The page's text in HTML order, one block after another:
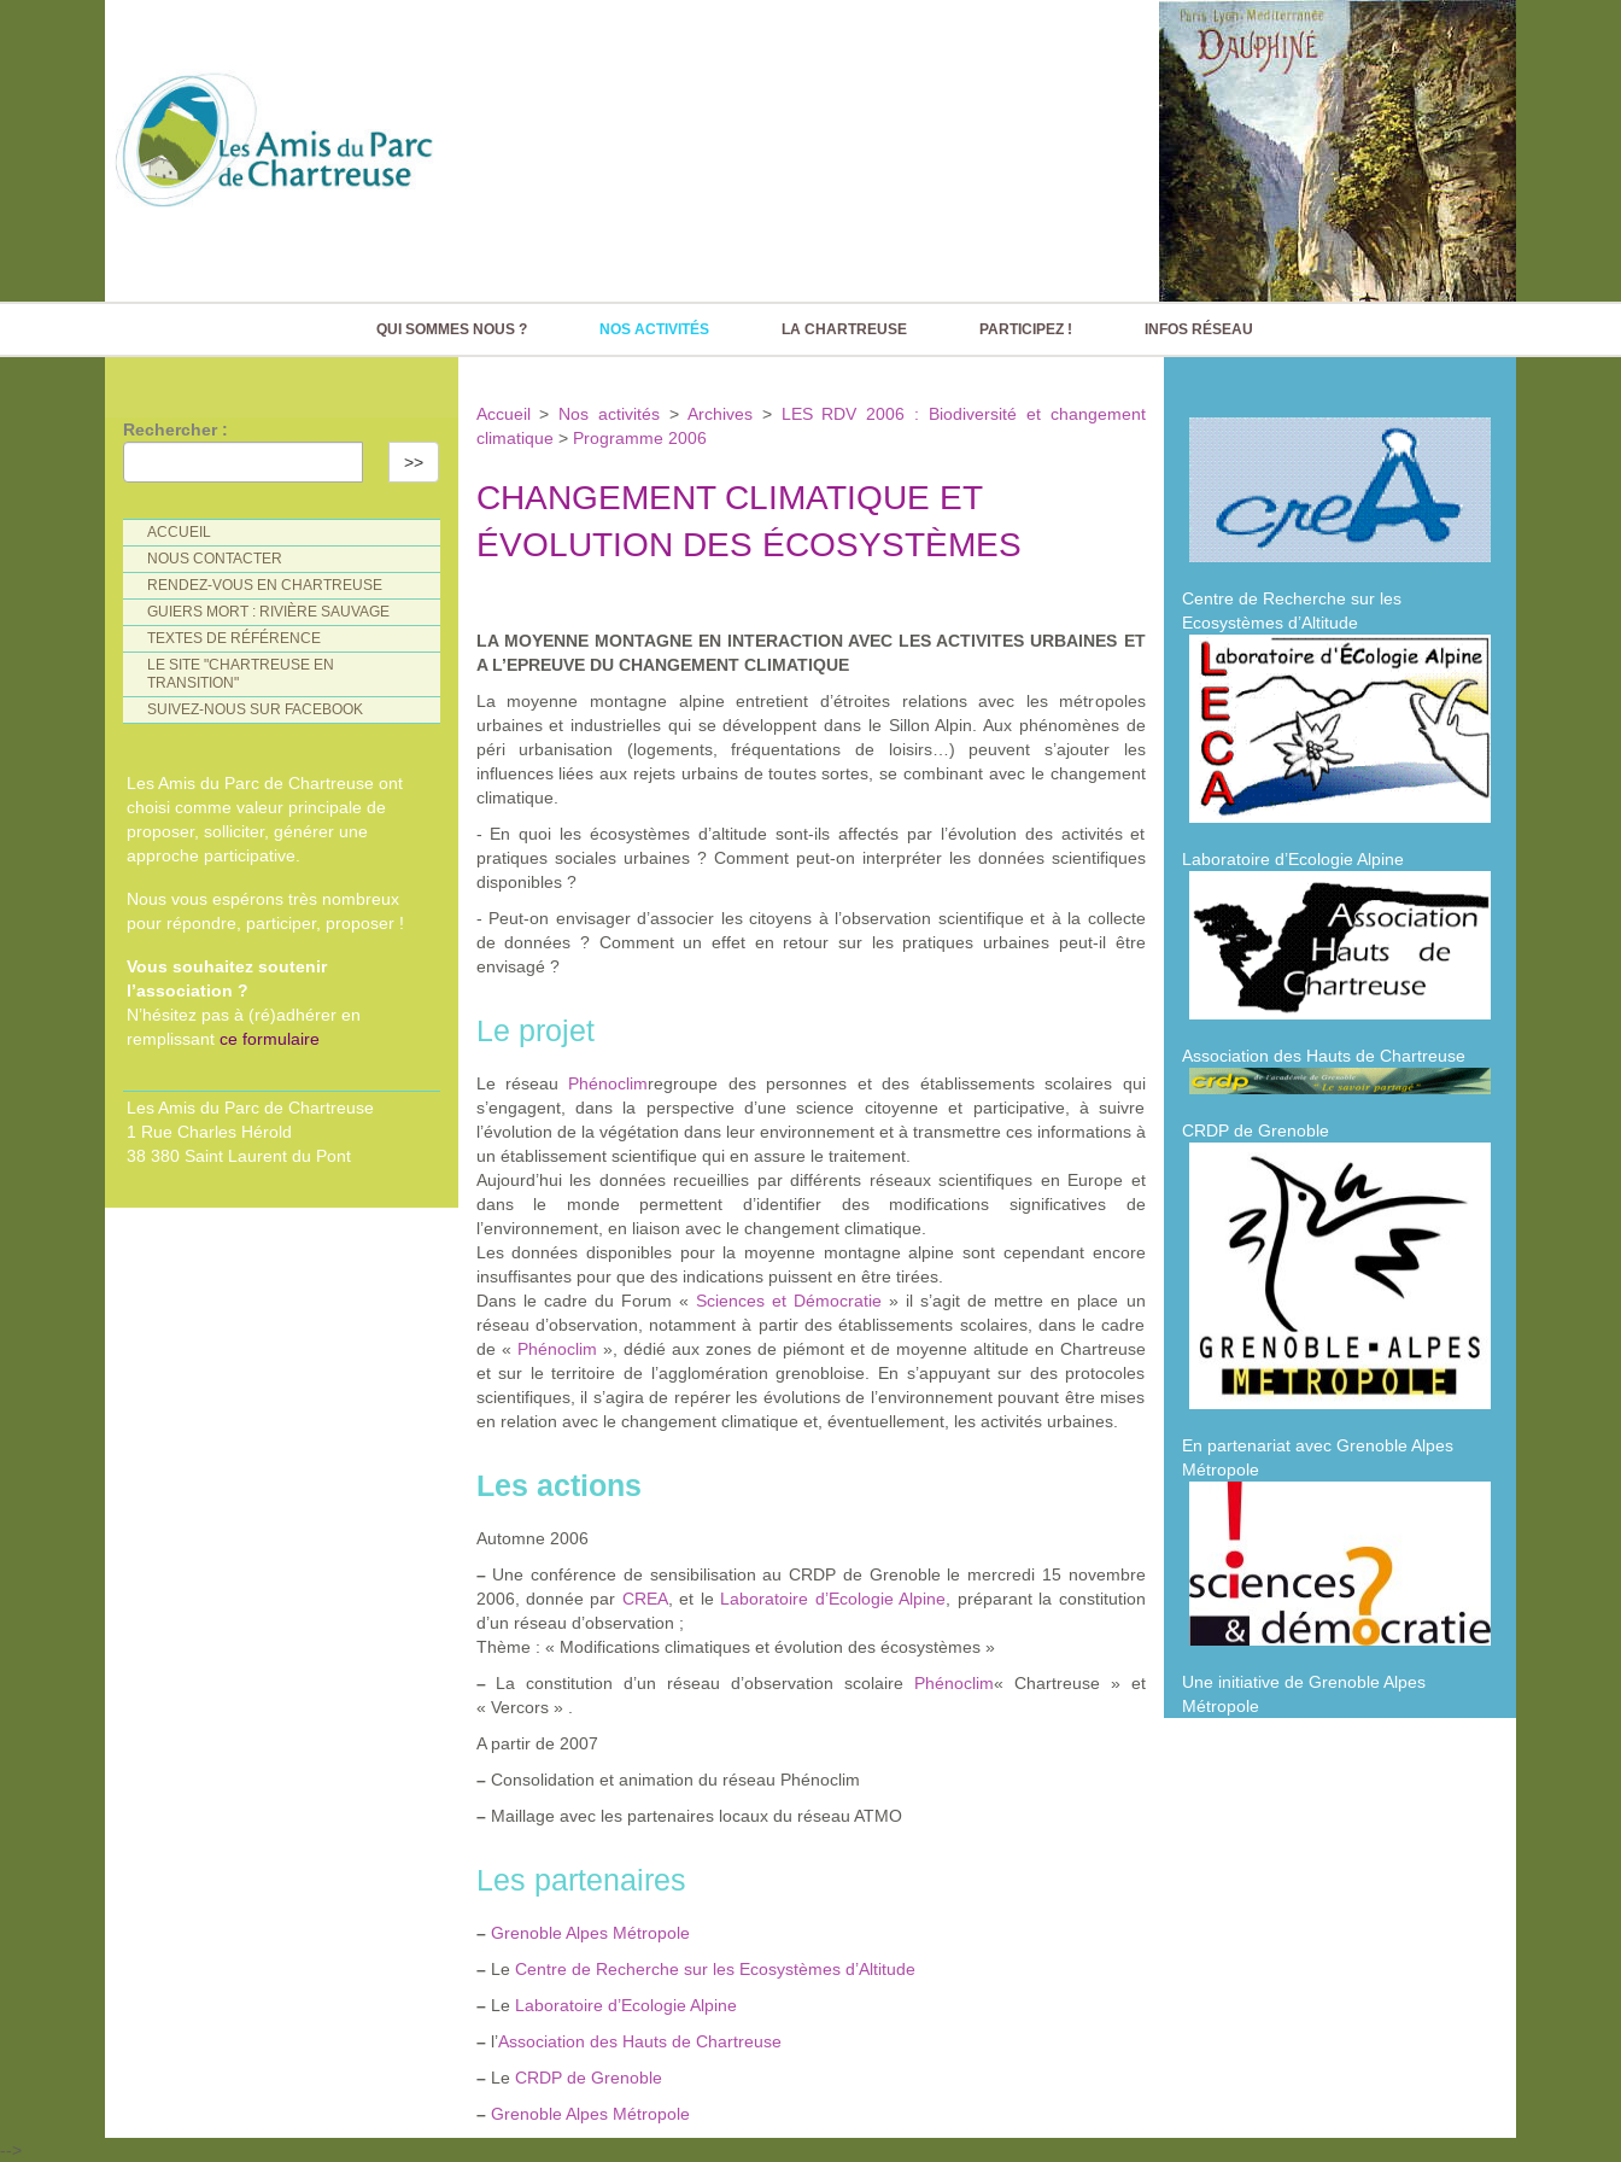
QUI SOMMES NOUS ? NOS ACTIVITÉS LA CHARTREUSE PARTICIPEZ ! INFOS RÉSEAU
Accueil> Nos activités > Archives > LES RDV 2006 : Biodiversité et changement
climatique > Programme 2006
CHANGEMENT CLIMATIQUE ET
ÉVOLUTION DES ÉCOSYSTÈMES
LA MOYENNE MONTAGNE EN INTERACTION AVEC LES ACTIVITES URBAINES ET
A L’EPREUVE DU CHANGEMENT CLIMATIQUE
La moyenne montagne alpine entretient d’étroites relations avec les métropoles
urbaines et industrielles qui se développent dans le Sillon Alpin. Aux phénomènes de
péri urbanisation (logements, fréquentations de loisirs…) peuvent s’ajouter les
influences liées aux rejets urbains de toutes sortes, se combinant avec le changement
climatique.
- En quoi les écosystèmes d’altitude sont-ils affectés par l’évolution des activités et
pratiques sociales urbaines ? Comment peut-on interpréter les données scientifiques
disponibles ?
- Peut-on envisager d’associer les citoyens à l’observation scientifique et à la collecte
de données ? Comment un effet en retour sur les pratiques urbaines peut-il être
envisagé ?
Le projet
Le réseau Phénoclimregroupe des personnes et des établissements scolaires qui
s’engagent, dans la perspective d’une science citoyenne et participative, à suivre
l’évolution de la végétation dans leur environnement et à transmettre ces informations à
un établissement scientifique qui en assure le traitement.
Aujourd’hui les données recueillies par différents réseaux scientifiques en Europe et
dans le monde permettent d’identifier des modifications significatives de
l’environnement, en liaison avec le changement climatique.
Les données disponibles pour la moyenne montagne alpine sont cependant encore
insuffisantes pour que des indications puissent en être tirées.
Dans le cadre du Forum « Sciences et Démocratie » il s’agit de mettre en place un
réseau d’observation, notamment à partir des établissements scolaires, dans le cadre
de « Phénoclim », dédié aux zones de piémont et de moyenne altitude en Chartreuse
et sur le territoire de l’agglomération grenobloise. En s’appuyant sur des protocoles
scientifiques, il s’agira de repérer les évolutions de l’environnement pouvant être mises
en relation avec le changement climatique et, éventuellement, les activités urbaines.
Les actions
Automne 2006
–Une conférence de sensibilisation au CRDP de Grenoble le mercredi 15 novembre
2006, donnée par CREA, et le Laboratoire d’Ecologie Alpine , préparant la constitution
d’un réseau d’observation ;
Thème : « Modifications climatiques et évolution des écosystèmes »
–La constitution d’un réseau d’observation scolaire Phénoclim« Chartreuse » et
« Vercors » .
A partir de 2007
–Consolidation et animation du réseau Phénoclim
–Maillage avec les partenaires locaux du réseau ATMO
Les partenaires
– Grenoble Alpes Métropole
–Le Centre de Recherche sur les Ecosystèmes d’Altitude
–Le Laboratoire d’Ecologie Alpine
–l’Association des Hauts de Chartreuse
–Le CRDP de Grenoble
– Grenoble Alpes Métropole
Rechercher :
>>
ACCUEIL
NOUS CONTACTER
RENDEZ-VOUS EN CHARTREUSE
GUIERS MORT : RIVIÈRE SAUVAGE
TEXTES DE RÉFÉRENCE
LE SITE "CHARTREUSE EN
TRANSITION"
SUIVEZ-NOUS SUR FACEBOOK
Les Amis du Parc de Chartreuse ont
choisi comme valeur principale de
proposer, solliciter, générer une
approche participative.
Nous vous espérons très nombreux
pour répondre, participer, proposer !
Vous souhaitez soutenir
l’association ?
N’hésitez pas à (ré)adhérer en
remplissant ce formulaire
Les Amis du Parc de Chartreuse
1 Rue Charles Hérold
38 380 Saint Laurent du Pont
Centre de Recherche sur les
Ecosystèmes d’Altitude
Laboratoire d’Ecologie Alpine
Association des Hauts de Chartreuse
CRDP de Grenoble
En partenariat avec Grenoble Alpes
Métropole
Une initiative de Grenoble Alpes
Métropole
-->